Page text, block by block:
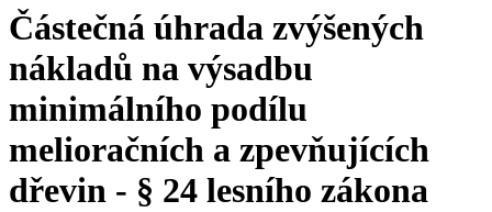
Částečná úhrada zvýšených
nákladů na výsadbu
minimálního podílu
melioračních a zpevňujících
dřevin - § 24 lesního zákona